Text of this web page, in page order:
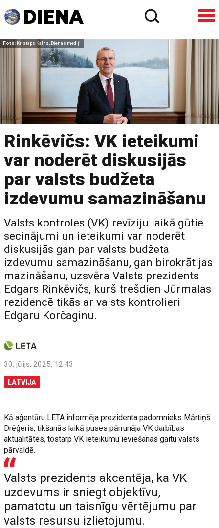
Foto: Kristaps Kalns, Dienas mediji
Rinkēvičs: VK ieteikumi
var noderēt diskusijās
par valsts budžeta
izdevumu samazināšanu
Valsts kontroles (VK) revīziju laikā gūtie
secinājumi un ieteikumi var noderēt
diskusijās gan par valsts budžeta
izdevumu samazināšanu, gan birokrātijas
mazināšanu, uzsvēra Valsts prezidents
Edgars Rinkēvičs, kurš trešdien Jūrmalas
rezidencē tikās ar valsts kontrolieri
Edgaru Korčaginu.
30. jūlijs, 2025, 12:43
LATVIJĀ
Kā aģentūru LETA informēja prezidenta padomnieks Mārtiņš
Drēģeris, tikšanās laikā puses pārrunāja VK darbības
aktualitātes, tostarp VK ieteikumu ieviešanas gaitu valsts
pārvaldē.
Valsts prezidents akcentēja, ka VK
uzdevums ir sniegt objektīvu,
pamatotu un taisnīgu vērtējumu par
valsts resursu izlietojumu.